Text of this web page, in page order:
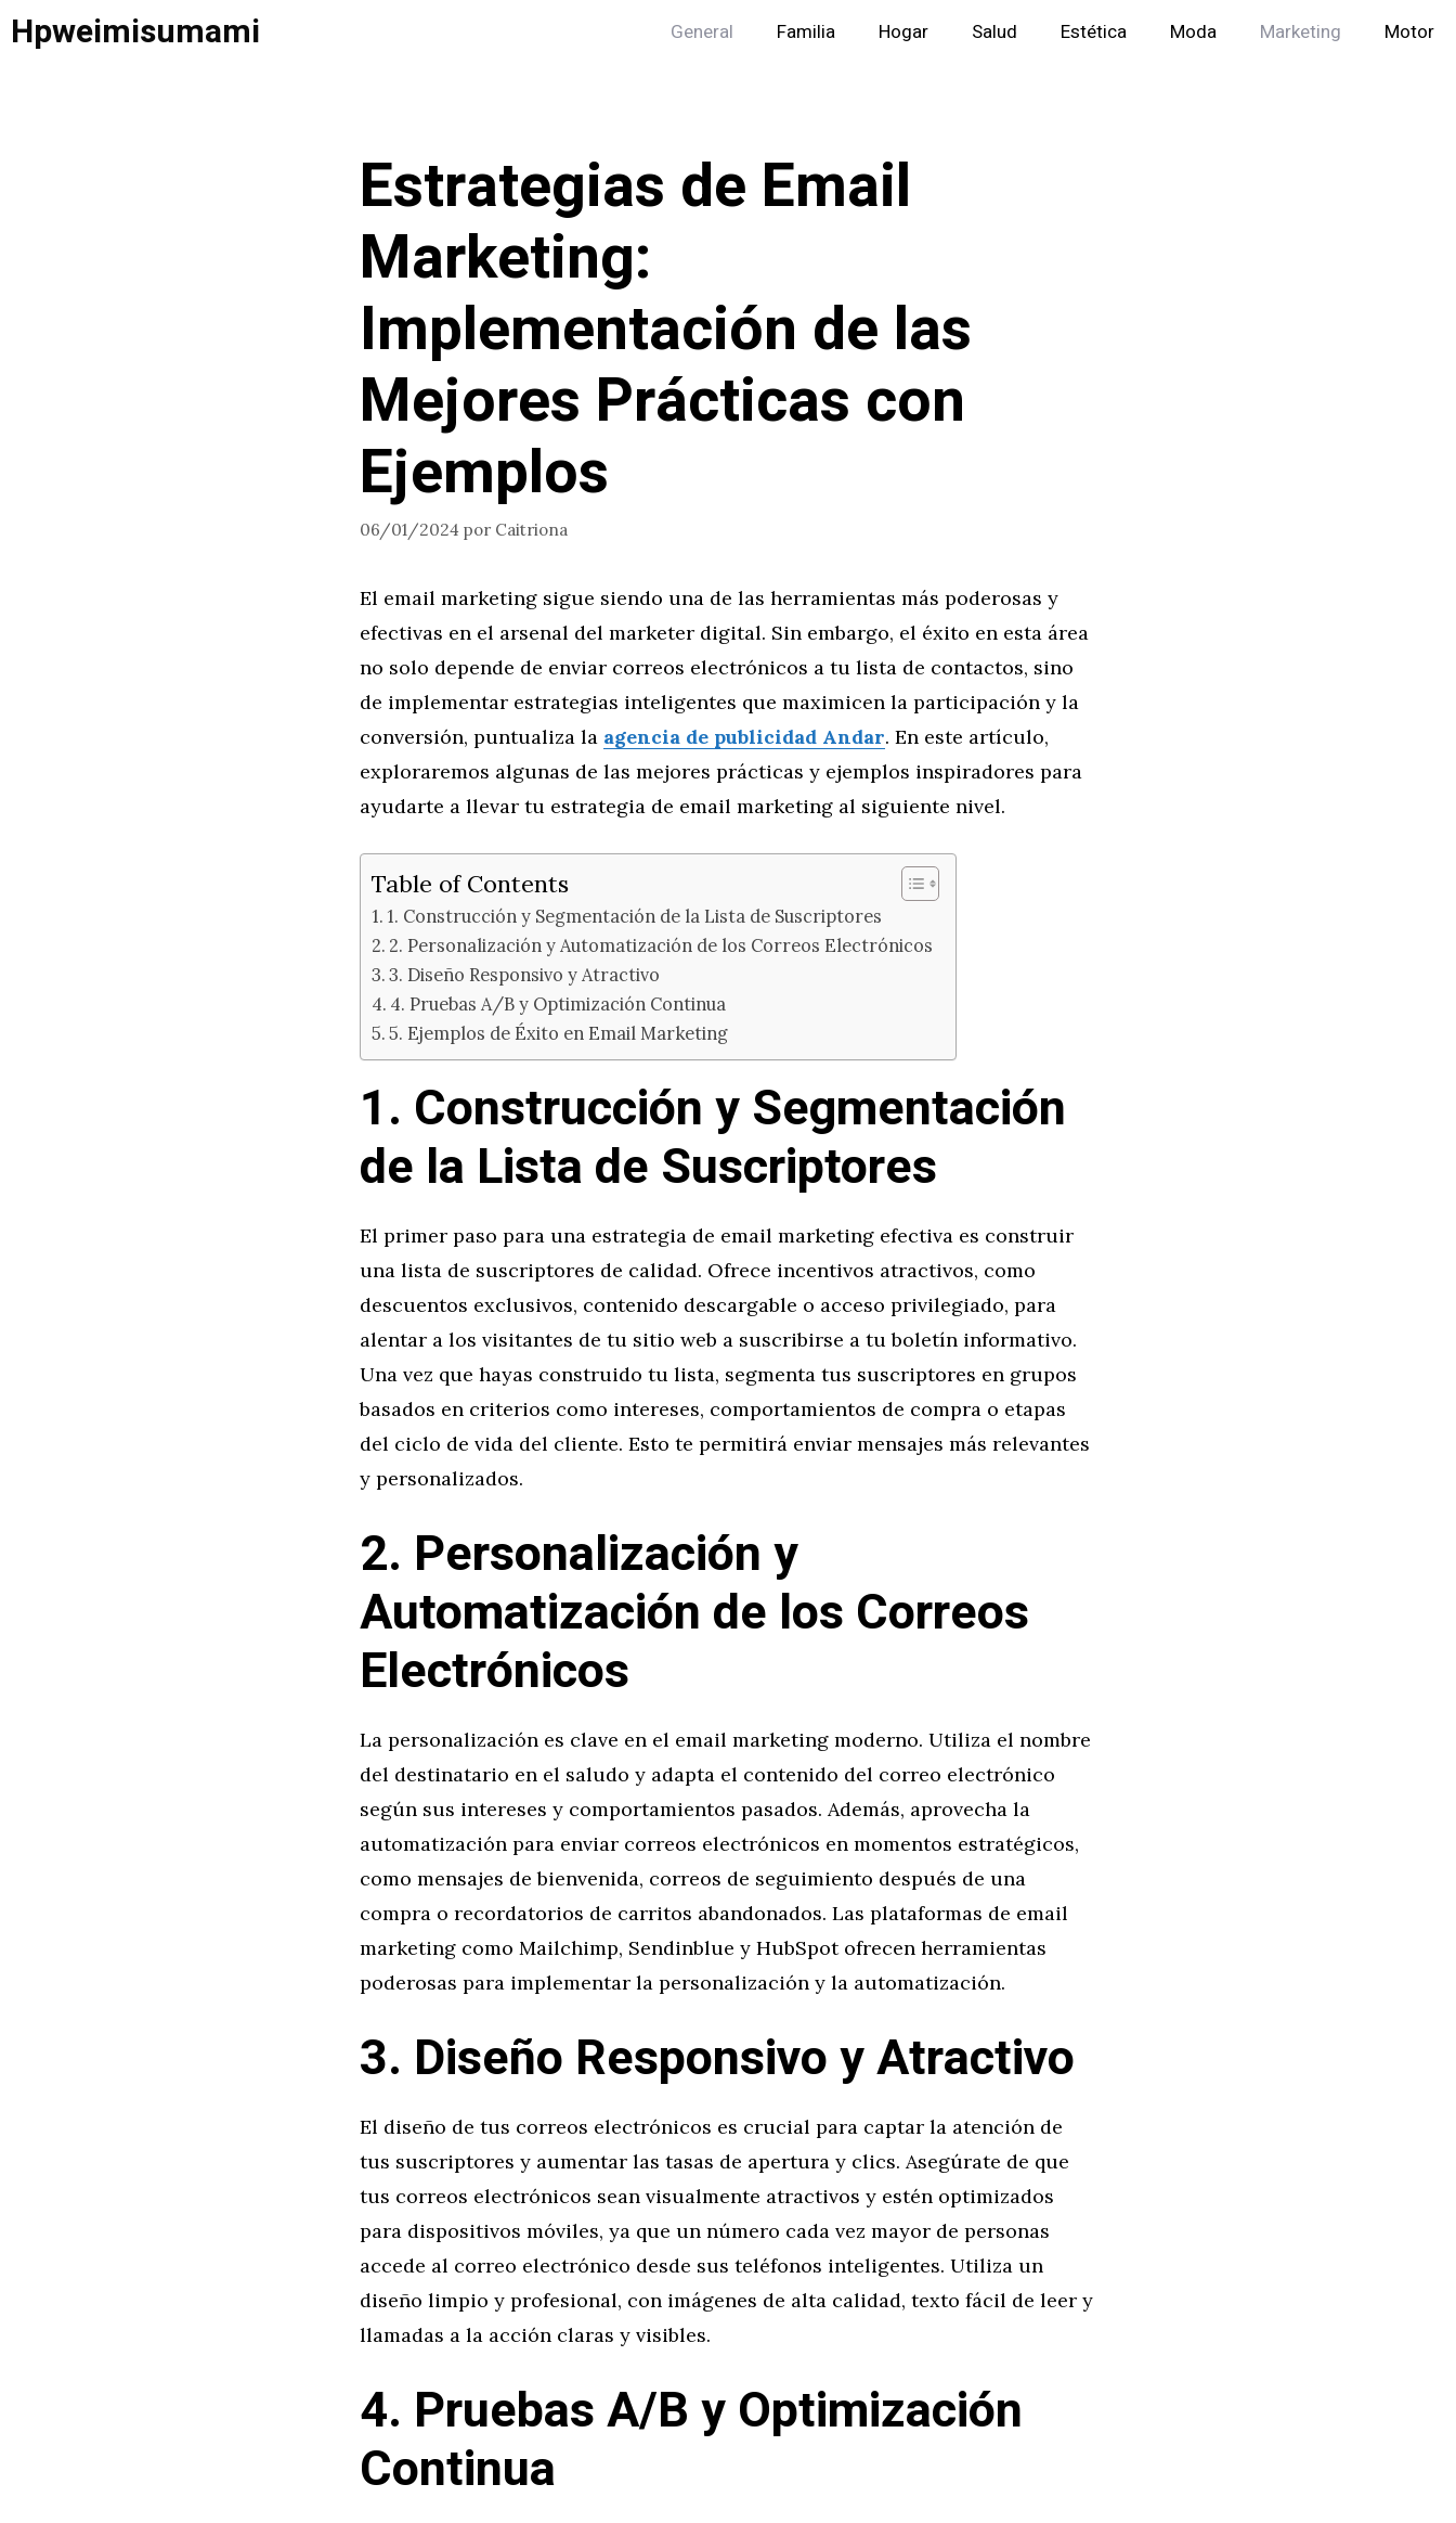
Saltar
alHpweimisumami General Familia Hogar Salud Estética Moda Marketing Motor
Estrategias de Email
Marketing:
Implementación de las
Mejores Prácticas con
Ejemplos
06/01/2024 por Caitriona
El email marketing sigue siendo una de las herramientas más poderosas y
efectivas en el arsenal del marketer digital. Sin embargo, el éxito en esta área
no solo depende de enviar correos electrónicos a tu lista de contactos, sino
de implementar estrategias inteligentes que maximicen la participación y la
conversión, puntualiza la agencia de publicidad Andar. En este artículo,
exploraremos algunas de las mejores prácticas y ejemplos inspiradores para
ayudarte a llevar tu estrategia de email marketing al siguiente nivel.
Table of Contents
1. Construcción y Segmentación de la Lista de Suscriptores
2. Personalización y Automatización de los Correos Electrónicos
3. Diseño Responsivo y Atractivo
4. Pruebas A/B y Optimización Continua
5. Ejemplos de Éxito en Email Marketing
1. Construcción y Segmentación
de la Lista de Suscriptores
El primer paso para una estrategia de email marketing efectiva es construir
una lista de suscriptores de calidad. Ofrece incentivos atractivos, como
descuentos exclusivos, contenido descargable o acceso privilegiado, para
alentar a los visitantes de tu sitio web a suscribirse a tu boletín informativo.
Una vez que hayas construido tu lista, segmenta tus suscriptores en grupos
basados en criterios como intereses, comportamientos de compra o etapas
del ciclo de vida del cliente. Esto te permitirá enviar mensajes más relevantes
y personalizados.
2. Personalización y
Automatización de los Correos
Electrónicos
La personalización es clave en el email marketing moderno. Utiliza el nombre
del destinatario en el saludo y adapta el contenido del correo electrónico
según sus intereses y comportamientos pasados. Además, aprovecha la
automatización para enviar correos electrónicos en momentos estratégicos,
como mensajes de bienvenida, correos de seguimiento después de una
compra o recordatorios de carritos abandonados. Las plataformas de email
marketing como Mailchimp, Sendinblue y HubSpot ofrecen herramientas
poderosas para implementar la personalización y la automatización.
3. Diseño Responsivo y Atractivo
El diseño de tus correos electrónicos es crucial para captar la atención de
tus suscriptores y aumentar las tasas de apertura y clics. Asegúrate de que
tus correos electrónicos sean visualmente atractivos y estén optimizados
para dispositivos móviles, ya que un número cada vez mayor de personas
accede al correo electrónico desde sus teléfonos inteligentes. Utiliza un
diseño limpio y profesional, con imágenes de alta calidad, texto fácil de leer y
llamadas a la acción claras y visibles.
4. Pruebas A/B y Optimización
Continua